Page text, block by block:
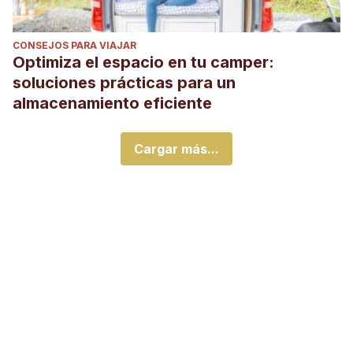
CONSEJOS PARA VIAJAR
Optimiza el espacio en tu camper:
soluciones prácticas para un
almacenamiento eficiente
Cargar más...